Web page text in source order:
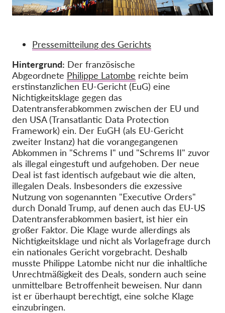
Member Login
Jahresberichte
FAQs
Jobs
Verbandsklagen
OnionShare
Medien
Kontakt
GDPRhub
Pressemitteilung des Gerichts
Hintergrund: Der französische
Abgeordnete Philippe Latombe reichte beim
erstinstanzlichen EU-Gericht (EuG) eine
Nichtigkeitsklage gegen das
Datentransferabkommen zwischen der EU und
den USA (Transatlantic Data Protection
Framework) ein. Der EuGH (als EU-Gericht
zweiter Instanz) hat die vorangegangenen
Abkommen in "Schrems I" und "Schrems II" zuvor
als illegal eingestuft und aufgehoben. Der neue
Deal ist fast identisch aufgebaut wie die alten,
illegalen Deals. Insbesonders die exzessive
Nutzung von sogenannten "Executive Orders"
durch Donald Trump, auf denen auch das EU-US
Datentransferabkommen basiert, ist hier ein
großer Faktor. Die Klage wurde allerdings als
Nichtigkeitsklage und nicht als Vorlagefrage durch
ein nationales Gericht vorgebracht. Deshalb
musste Philippe Latombe nicht nur die inhaltliche
Unrechtmäßigkeit des Deals, sondern auch seine
unmittelbare Betroffenheit beweisen. Nur dann
ist er überhaupt berechtigt, eine solche Klage
einzubringen.